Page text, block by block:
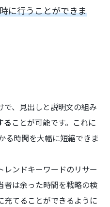
に行うことができま
、見出しと説明文の組み
る ことが可能です。これに
る時間を大幅に短縮できま
レンドキーワードのリサー
者は余った時間を戦略の検
充てることができるように